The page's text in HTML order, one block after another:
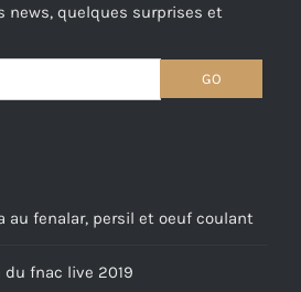
news, quelques surprises et
au fenalar, persil et oeuf coulant
fnac live 2019